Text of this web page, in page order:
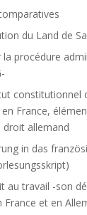
du Land de
la procédure
constitutionnel
France,
droit allemand
in das
au travail -son
et en